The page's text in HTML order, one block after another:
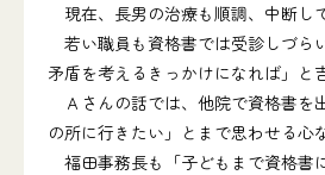
現在、長男の治療も順調、中断し
若い職員も資格書では受診しづら
矛盾を考えるきっかけになれば」と
Ａさんの話では、他院で資格書を
の所に行きたい」とまで思わせる心
福田事務長も「子どもまで資格書